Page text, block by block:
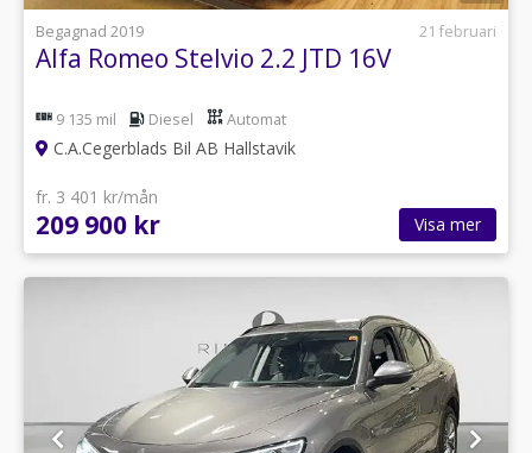
Begagnad 2019
21 februari
Alfa Romeo Stelvio 2.2 JTD 16V
9 135 mil Diesel Automat
C.A.Cegerblads Bil AB Hallstavik
fr. 3 401 kr/mån
209 900 kr Visa mer